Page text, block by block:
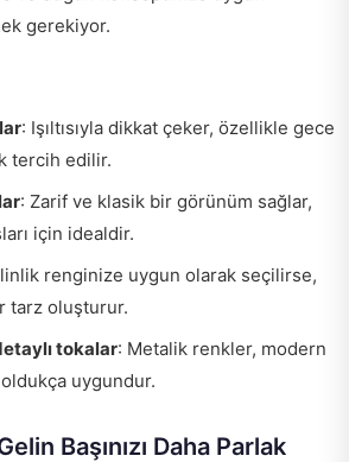
gerekiyor.
: Işıltısıyla dikkat çeker, özellikle gece
tercih edilir.
: Zarif ve klasik bir görünüm sağlar,
için idealdir.
renginize uygun olarak seçilirse,
tarz oluşturur.
tokalar: Metalik renkler, modern
uygundur.
Başınızı Daha Parlak